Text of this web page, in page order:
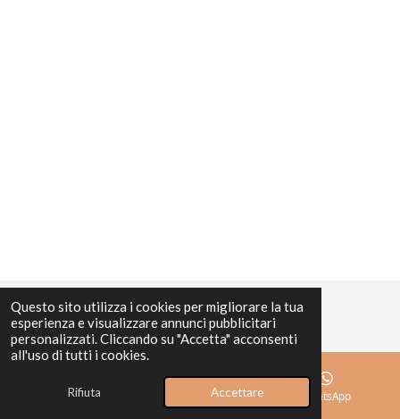
Questo sito utilizza i cookies per migliorare la tua
esperienza e visualizzare annunci pubblicitari
personalizzati. Cliccando su "Accetta" acconsenti
all'uso di tutti i cookies.
Rifiuta Accettare
Email Mappa WhatsApp